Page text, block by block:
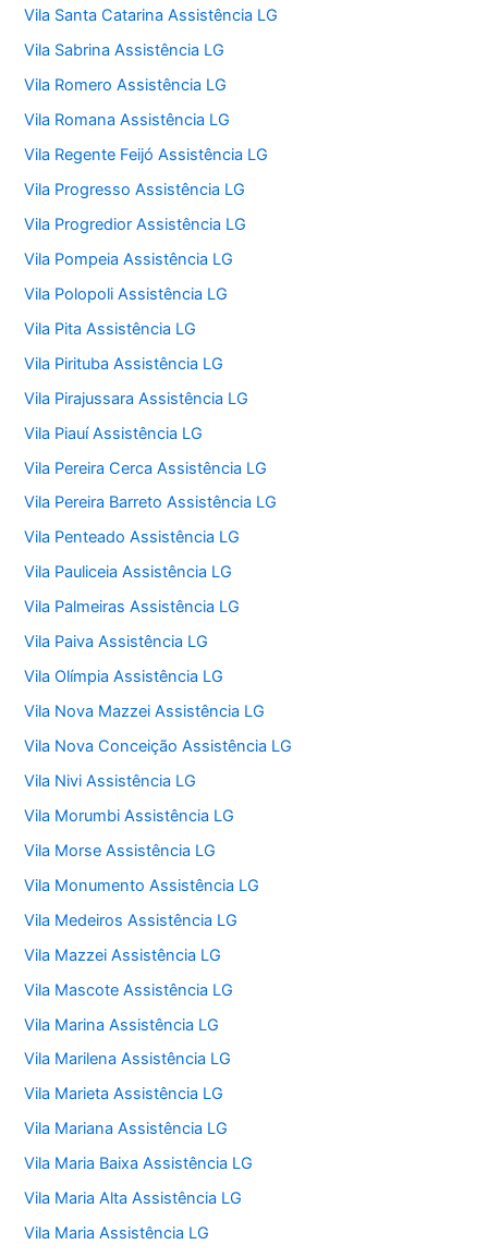
Vila Santa Catarina Assistência LG
Vila Sabrina Assistência LG
Vila Romero Assistência LG
Vila Romana Assistência LG
Vila Regente Feijó Assistência LG
Vila Progresso Assistência LG
Vila Progredior Assistência LG
Vila Pompeia Assistência LG
Vila Polopoli Assistência LG
Vila Pita Assistência LG
Vila Pirituba Assistência LG
Vila Pirajussara Assistência LG
Vila Piauí Assistência LG
Vila Pereira Cerca Assistência LG
Vila Pereira Barreto Assistência LG
Vila Penteado Assistência LG
Vila Pauliceia Assistência LG
Vila Palmeiras Assistência LG
Vila Paiva Assistência LG
Vila Olímpia Assistência LG
Vila Nova Mazzei Assistência LG
Vila Nova Conceição Assistência LG
Vila Nivi Assistência LG
Vila Morumbi Assistência LG
Vila Morse Assistência LG
Vila Monumento Assistência LG
Vila Medeiros Assistência LG
Vila Mazzei Assistência LG
Vila Mascote Assistência LG
Vila Marina Assistência LG
Vila Marilena Assistência LG
Vila Marieta Assistência LG
Vila Mariana Assistência LG
Vila Maria Baixa Assistência LG
Vila Maria Alta Assistência LG
Vila Maria Assistência LG